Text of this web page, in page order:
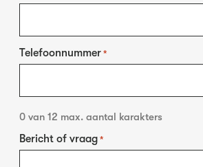
Telefoonnummer *
0 van 12 max. aantal karakters
Bericht of vraag *